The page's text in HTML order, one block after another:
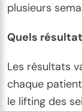
plusieurs
Quels
Les résultats
chaque
le lifting des